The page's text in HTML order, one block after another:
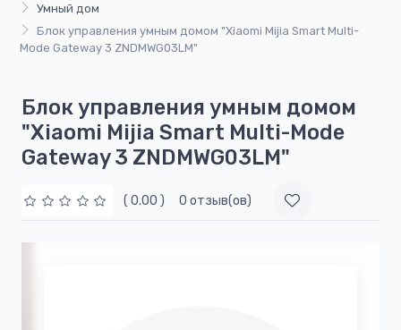
Умный дом
Блок управления умным домом "Xiaomi Mijia Smart Multi-
Mode Gateway 3 ZNDMWG03LM"
Блок управления умным домом
"Xiaomi Mijia Smart Multi-Mode
Gateway 3 ZNDMWG03LM"
( 0.00 ) 0 отзыв(ов)